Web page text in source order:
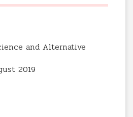
and Alternative
2019